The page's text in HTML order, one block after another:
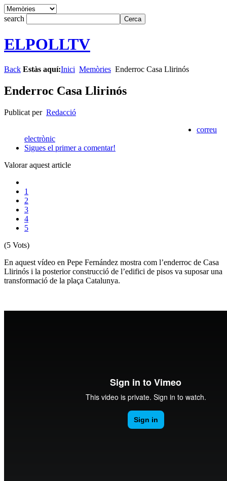
search
ELPOLLTV
Back Estàs aquí:Inici Memòries Enderroc Casa Llirinós
Enderroc Casa Llirinós
Publicat per Redacció
correu
electrònic
Sigues el primer a comentar!
Valorar aquest article
1
2
3
4
5
(5 Vots)
En aquest vídeo en Pepe Fernández mostra com l’enderroc de Casa
Llirinós i la posterior construcció de l’edifici de pisos va suposar una
transformació de la plaça Catalunya.